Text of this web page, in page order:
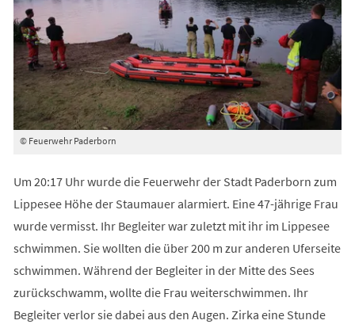
© Feuerwehr Paderborn
Um 20:17 Uhr wurde die Feuerwehr der Stadt Paderborn zum
Lippesee Höhe der Staumauer alarmiert. Eine 47-jährige Frau
wurde vermisst. Ihr Begleiter war zuletzt mit ihr im Lippesee
schwimmen. Sie wollten die über 200 m zur anderen Uferseite
schwimmen. Während der Begleiter in der Mitte des Sees
zurückschwamm, wollte die Frau weiterschwimmen. Ihr
Begleiter verlor sie dabei aus den Augen. Zirka eine Stunde